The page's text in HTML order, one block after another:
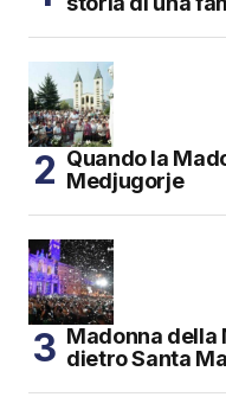
Quando la
Medjugorje
Madonna della
dietro Santa